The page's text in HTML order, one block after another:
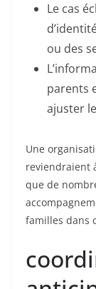
Le cas
ou des
parents
ajuster
Une
reviendraient
que de
familles dans